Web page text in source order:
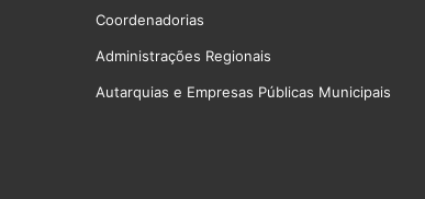
Coordenadorias
Administrações Regionais
Autarquias e Empresas Públicas Municipais